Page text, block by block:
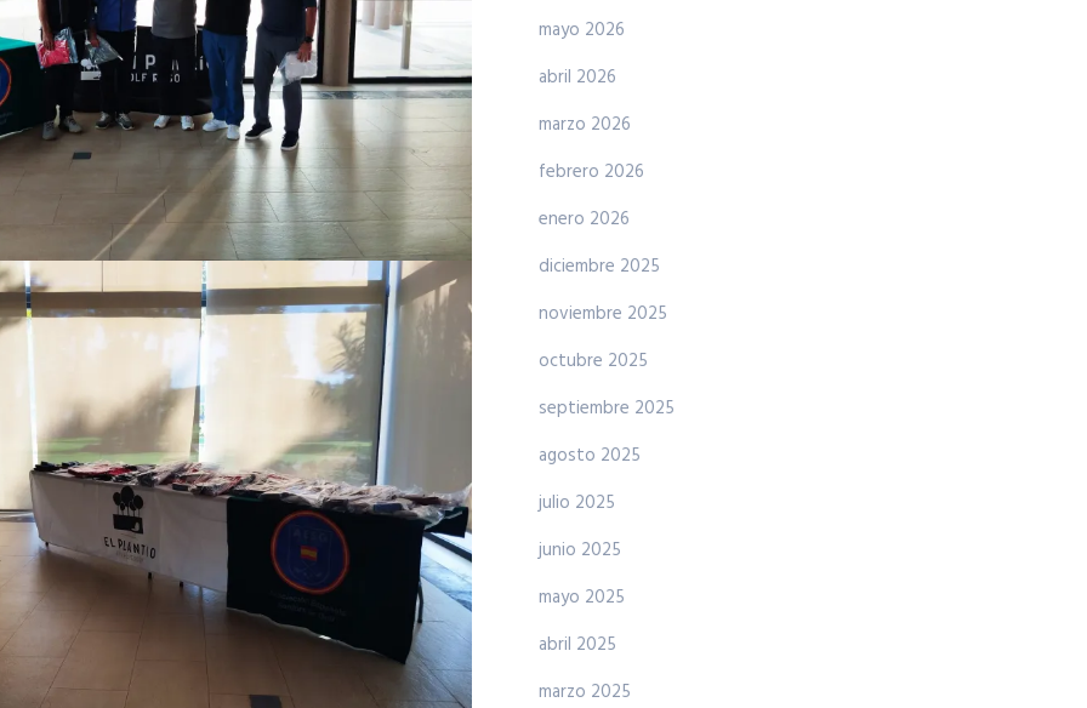
mayo 2026
abril 2026
marzo 2026
febrero 2026
enero 2026
diciembre 2025
noviembre 2025
octubre 2025
septiembre 2025
agosto 2025
julio 2025
junio 2025
mayo 2025
abril 2025
marzo 2025